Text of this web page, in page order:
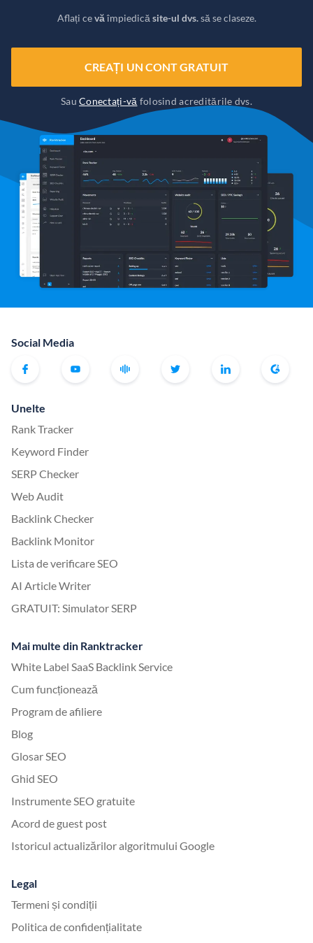
Aflați cevăîmpiedică site-ul dvs.să se claseze.
CREAȚI UN CONT GRATUIT
SauConectați-vă folosind acreditările dvs.
Social Media
Unelte
Rank Tracker
Keyword Finder
SERP Checker
Web Audit
Backlink Checker
Backlink Monitor
Lista de verificare SEO
AI Article Writer
GRATUIT: Simulator SERP
Mai multe din Ranktracker
White Label SaaS Backlink Service
Cum funcționează
Program de afiliere
Blog
Glosar SEO
Ghid SEO
Instrumente SEO gratuite
Acord de guest post
Istoricul actualizărilor algoritmului Google
Legal
Termeni și condiții
Politica de confidențialitate